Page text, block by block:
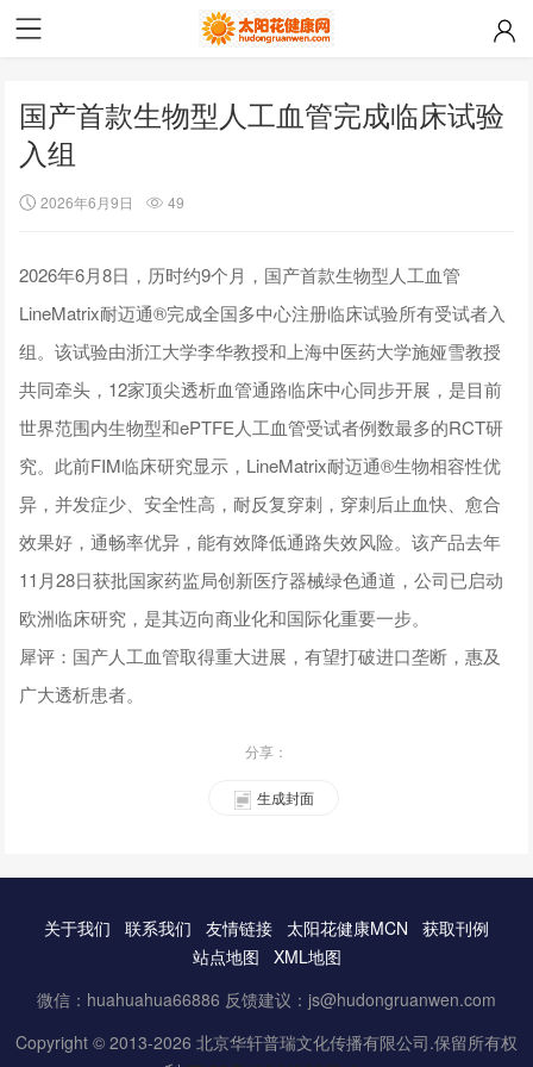
国产首款生物型人工血管完成临床试验
入组
2026年6月9日 49
2026年6月8日，历时约9个月，国产首款生物型人工血管
LineMatrix耐迈通®完成全国多中心注册临床试验所有受试者入
组。该试验由浙江大学李华教授和上海中医药大学施娅雪教授
共同牵头，12家顶尖透析血管通路临床中心同步开展，是目前
世界范围内生物型和ePTFE人工血管受试者例数最多的RCT研
究。此前FIM临床研究显示，LineMatrix耐迈通®生物相容性优
异，并发症少、安全性高，耐反复穿刺，穿刺后止血快、愈合
效果好，通畅率优异，能有效降低通路失效风险。该产品去年
11月28日获批国家药监局创新医疗器械绿色通道，公司已启动
欧洲临床研究，是其迈向商业化和国际化重要一步。
犀评：国产人工血管取得重大进展，有望打破进口垄断，惠及
广大透析患者。
分享：
生成封面
关于我们 联系我们 友情链接 太阳花健康MCN
获取刊例
站点地图
XML地图
微信：huahuahua66886 反馈建议：js@hudongruanwen.com
Copyright © 2013-2026 北京华轩普瑞文化传播有限公司.保留所有权